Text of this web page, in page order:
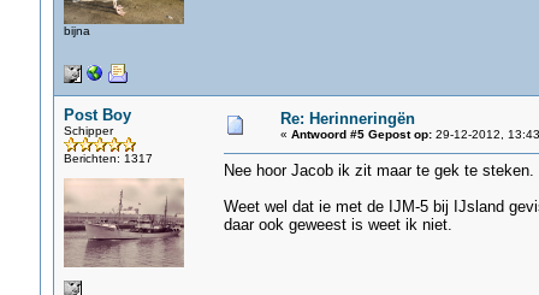
bijna
Post Boy
Schipper
Berichten: 1317
Re: Herinneringën
« Antwoord #5 Gepost op:29-12-2012,
Nee hoor Jacob ik zit maar te gek te steken.
Weet wel dat ie met de IJM-5 bij IJsland
daar ook geweest is weet ik niet.